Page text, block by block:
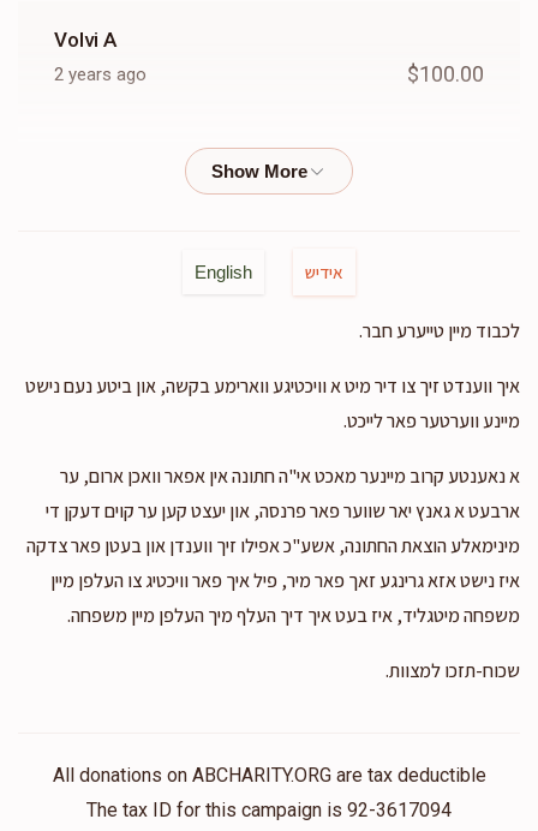
Volvi A
2 years ago $100.00
Chesky Herzog
Anonymous
$500.00
Zipi And Ephraim Book
2 years ago $100.00
Thank you Avrumi
English אידיש
לכבוד מיין טייערע חבר.
איך ווענדט זיך צו דיר מיט א וויכטיגע ווארימע בקשה, און ביטע נעם נישט
מיינע ווערטער פאר לייכט.
א נאענטע קרוב מיינער מאכט אי"ה חתונה אין אפאר וואכן ארום, ער
ארבעט א גאנץ יאר שווער פאר פרנסה, און יעצט קען ער קוים דעקן די
מינימאלע הוצאת החתונה, אשע"כ אפילו זיך ווענדן און בעטן פאר צדקה
איז נישט אזא גרינגע זאך פאר מיר, פיל איך פאר וויכטיג צו העלפן מיין
משפחה מיטגליד, איז בעט איך דיך העלף מיך העלפן מיין משפחה.
שכוח-תזכו למצוות.
All donations on ABCHARITY.ORG are tax deductible
The tax ID for this campaign is 92-3617094